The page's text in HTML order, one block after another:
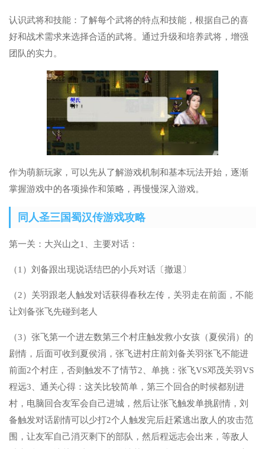
认识武将和技能：了解每个武将的特点和技能，根据自己的喜
好和战术需求来选择合适的武将。通过升级和培养武将，增强
团队的实力。
作为萌新玩家，可以先从了解游戏机制和基本玩法开始，逐渐
掌握游戏中的各项操作和策略，再慢慢深入游戏。
同人圣三国蜀汉传游戏攻略
第一关：大兴山之1、主要对话：
（1）刘备跟出现说话结巴的小兵对话〔撤退〕
（2）关羽跟老人触发对话获得春秋左传，关羽走在前面，不能
让刘备张飞先碰到老人
（3）张飞第一个进左数第三个村庄触发救小女孩（夏侯涓）的
剧情，后面可收到夏侯涓，张飞进村庄前刘备关羽张飞不能进
前面2个村庄，否则触发不了情节2、单挑：张飞VS邓茂关羽VS
程远3、通关心得：这关比较简单，第三个回合的时候都别进
村，电脑回合友军会自己进城，然后让张飞触发单挑剧情，刘
备触发对话剧情可以少打2个人触发完后赶紧逃出敌人的攻击范
围，让友军自己消灭剩下的部队，然后程远志会出来，等敌人